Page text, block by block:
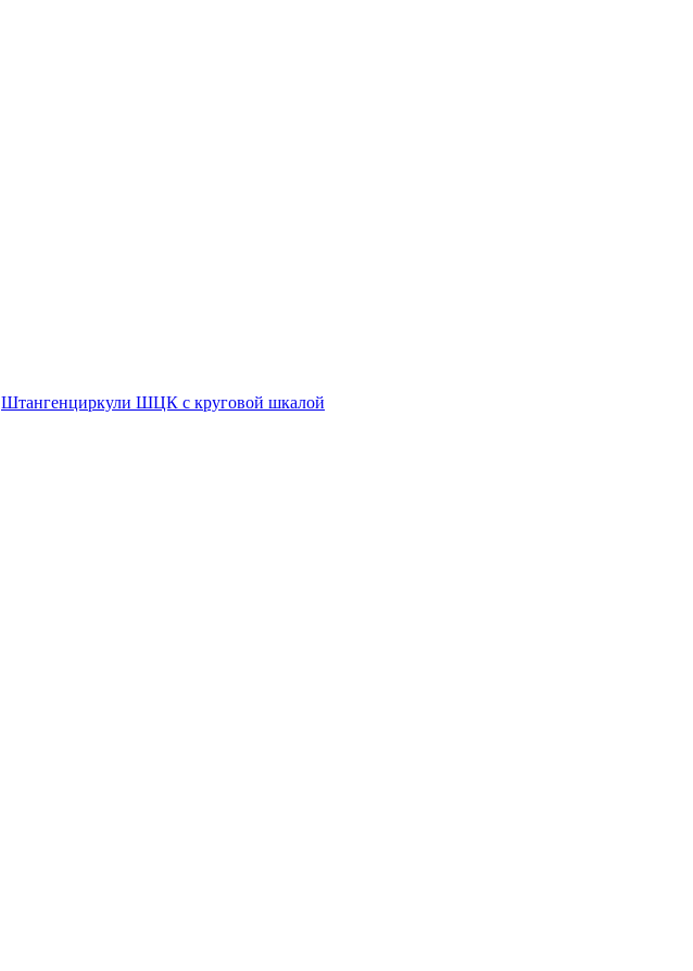
Штангенциркули ШЦК с круговой шкалой